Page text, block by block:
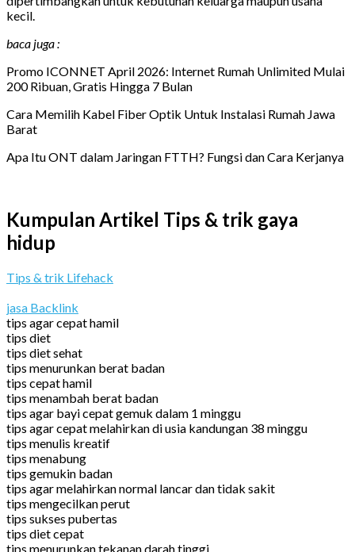
kecil.
baca juga :
Promo ICONNET April 2026: Internet Rumah Unlimited Mulai
200 Ribuan, Gratis Hingga 7 Bulan
Cara Memilih Kabel Fiber Optik Untuk Instalasi Rumah Jawa
Barat
Apa Itu ONT dalam Jaringan FTTH? Fungsi dan Cara Kerjanya
Kumpulan Artikel Tips & trik gaya
hidup
Tips & trik Lifehack
jasa Backlink
tips agar cepat hamil
tips diet
tips diet sehat
tips menurunkan berat badan
tips cepat hamil
tips menambah berat badan
tips agar bayi cepat gemuk dalam 1 minggu
tips agar cepat melahirkan di usia kandungan 38 minggu
tips menulis kreatif
tips menabung
tips gemukin badan
tips agar melahirkan normal lancar dan tidak sakit
tips mengecilkan perut
tips sukses pubertas
tips diet cepat
tips menurunkan tekanan darah tinggi